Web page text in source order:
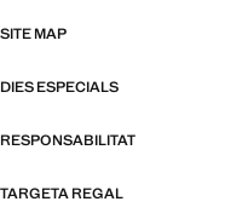
SITE MAP
DIES ESPECIALS
RESPONSABILITAT
TARGETA REGAL